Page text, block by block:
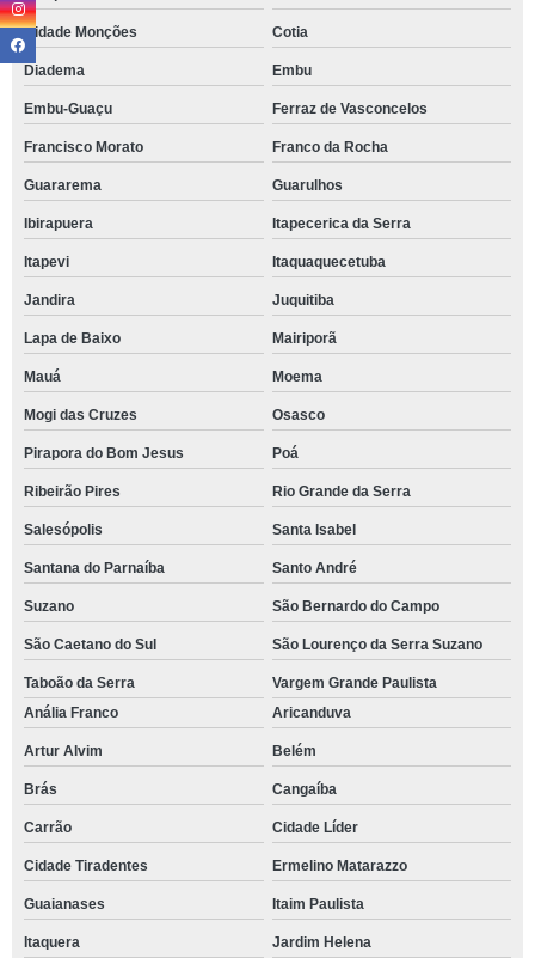
Cidade Monções Cotia
Diadema Embu
Embu-Guaçu Ferraz de Vasconcelos
Francisco Morato Franco da Rocha
Guararema Guarulhos
Ibirapuera Itapecerica da Serra
Itapevi Itaquaquecetuba
Jandira Juquitiba
Lapa de Baixo Mairiporã
Mauá Moema
Mogi das Cruzes Osasco
Pirapora do Bom Jesus Poá
Ribeirão Pires Rio Grande da Serra
Salesópolis Santa Isabel
Santana do Parnaíba Santo André
Suzano São Bernardo do Campo
São Caetano do Sul São Lourenço da Serra Suzano
Taboão da Serra
Vargem Grande Paulista
Anália Franco
Aricanduva
Artur Alvim Belém
Brás Cangaíba
Carrão Cidade Líder
Cidade Tiradentes Ermelino Matarazzo
Guaianases Itaim Paulista
Itaquera Jardim Helena